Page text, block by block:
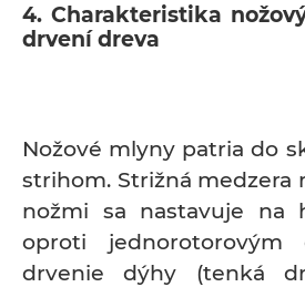
4. Charakteristika
drvení dreva
Nožové mlyny patria do
strihom. Strižná
nožmi sa nastavuje na
oproti jednorotorovým
drvenie dýhy (tenká